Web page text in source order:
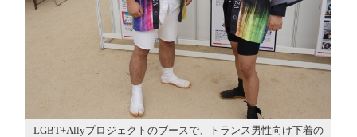
LGBT+Allyプロジェクトのブースで、トランス男性向け下着の